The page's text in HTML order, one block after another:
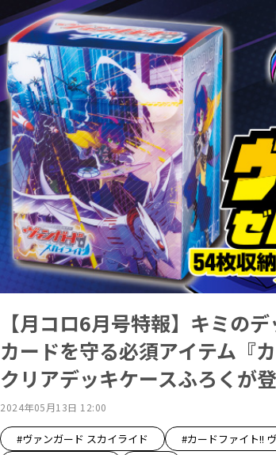
【月コロ6月号特報】キミの
カードを守る必須アイテム『
クリアデッキケースふろくが
2024年05月13日 12:00
#ヴァンガード スカイライド #カードファイト!!